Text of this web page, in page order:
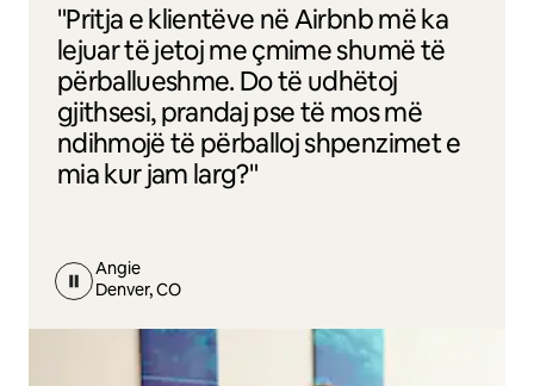
"Pritja e klientëve në Airbnb më ka
lejuar të jetoj me çmime shumë të
përballueshme. Do të udhëtoj
gjithsesi, prandaj pse të mos më
ndihmojë të përballoj shpenzimet e
mia kur jam larg?"
Angie
Denver, CO